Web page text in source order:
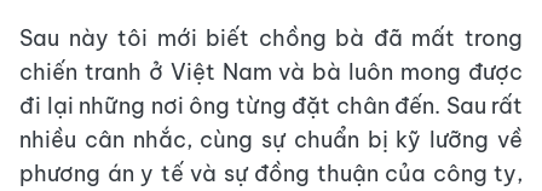
Sau này tôi mới biết chồng bà đã mất trong
chiến tranh ở Việt Nam và bà luôn mong được
đi lại những nơi ông từng đặt chân đến. Sau rất
nhiều cân nhắc, cùng sự chuẩn bị kỹ lưỡng về
phương án y tế và sự đồng thuận của công ty,